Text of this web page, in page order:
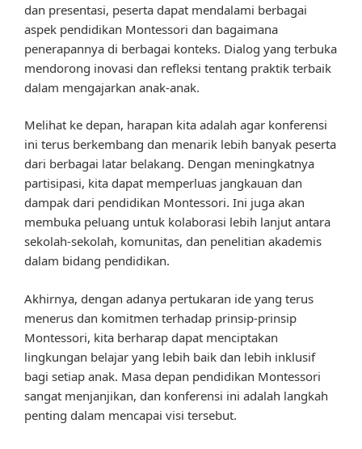
dan presentasi, peserta dapat mendalami berbagai
aspek pendidikan Montessori dan bagaimana
penerapannya di berbagai konteks. Dialog yang terbuka
mendorong inovasi dan refleksi tentang praktik terbaik
dalam mengajarkan anak-anak.
Melihat ke depan, harapan kita adalah agar konferensi
ini terus berkembang dan menarik lebih banyak peserta
dari berbagai latar belakang. Dengan meningkatnya
partisipasi, kita dapat memperluas jangkauan dan
dampak dari pendidikan Montessori. Ini juga akan
membuka peluang untuk kolaborasi lebih lanjut antara
sekolah-sekolah, komunitas, dan penelitian akademis
dalam bidang pendidikan.
Akhirnya, dengan adanya pertukaran ide yang terus
menerus dan komitmen terhadap prinsip-prinsip
Montessori, kita berharap dapat menciptakan
lingkungan belajar yang lebih baik dan lebih inklusif
bagi setiap anak. Masa depan pendidikan Montessori
sangat menjanjikan, dan konferensi ini adalah langkah
penting dalam mencapai visi tersebut.